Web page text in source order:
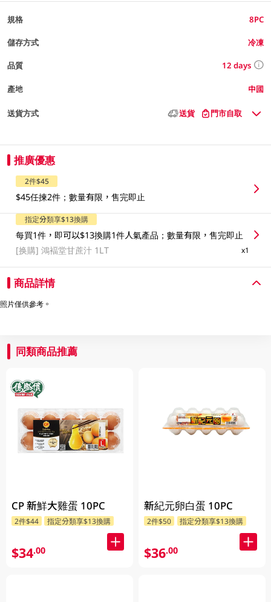
規格 8PC
儲存方式 冷凍
品質 12 days
產地 中國
送貨方式 送貨 門市自取
推廣優惠
2件$45
$45任揀2件；數量有限，售完即止
指定分類享$13換購
每買1件，即可以$13換購1件人氣產品；數量有限，售完即止
[换購]鴻褔堂甘蔗汁 1LT x1
商品詳情
照片僅供參考。
同類商品推薦
CP 新鮮大雞蛋 10PC
2件$44 指定分類享$13換購
$34.00
新紀元卵白蛋 10PC
2件$50 指定分類享$13換購
$36.00